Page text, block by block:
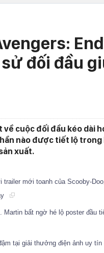
đối đầu
về cuộc đối đầu kéo dài
nào được tiết lộ
xuất.
mới toanh của Scooby-
Martin bất ngờ hé lộ poster đầu
tại giải thưởng điện ảnh uy